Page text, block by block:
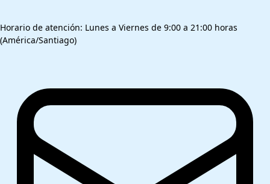
Horario de atención: Lunes a Viernes de 9:00 a 21:00 horas
(América/Santiago)